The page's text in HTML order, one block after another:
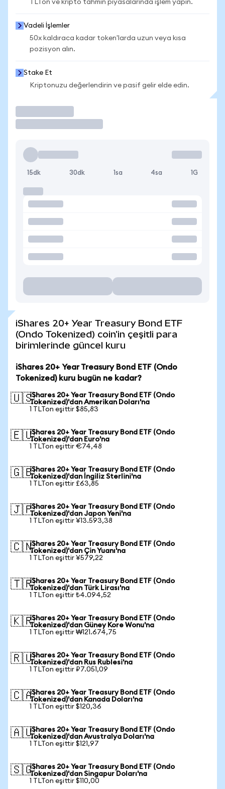
TLTon ve kripto tahmin piyasalarında işlem yapın.
Vadeli İşlemler
50x kaldıraca kadar token'larda uzun veya kısa
pozisyon alın.
Stake Et
Kriptonuzu değerlendirin ve pasif gelir elde edin.
15dk 30dk 1sa 4sa 1G
iShares 20+ Year Treasury Bond ETF
(Ondo Tokenized) coin'in çeşitli para
birimlerinde güncel kuru
iShares 20+ Year Treasury Bond ETF (Ondo
Tokenized) kuru bugün ne kadar?
🇺🇸iShares 20+ Year Treasury Bond ETF (Ondo
Tokenized)'dan Amerikan Doları'na
1 TLTon eşittir $85,83
🇪🇺iShares 20+ Year Treasury Bond ETF (Ondo
Tokenized)'dan Euro'na
1 TLTon eşittir €74,48
🇬🇧iShares 20+ Year Treasury Bond ETF (Ondo
Tokenized)'dan İngiliz Sterlini'na
1 TLTon eşittir £63,85
🇯🇵iShares 20+ Year Treasury Bond ETF (Ondo
Tokenized)'dan Japon Yeni'na
1 TLTon eşittir ¥13.593,38
🇨🇳iShares 20+ Year Treasury Bond ETF (Ondo
Tokenized)'dan Çin Yuanı'na
1 TLTon eşittir ¥579,22
🇹🇷iShares 20+ Year Treasury Bond ETF (Ondo
Tokenized)'dan Türk Lirası'na
1 TLTon eşittir ₺4.094,52
🇰🇷iShares 20+ Year Treasury Bond ETF (Ondo
Tokenized)'dan Güney Kore Wonu'na
1 TLTon eşittir ₩121.674,75
🇷🇺iShares 20+ Year Treasury Bond ETF (Ondo
Tokenized)'dan Rus Rublesi'na
1 TLTon eşittir ₽7.051,09
🇨🇦iShares 20+ Year Treasury Bond ETF (Ondo
Tokenized)'dan Kanada Doları'na
1 TLTon eşittir $120,36
🇦🇺iShares 20+ Year Treasury Bond ETF (Ondo
Tokenized)'dan Avustralya Doları'na
1 TLTon eşittir $121,97
🇸🇬iShares 20+ Year Treasury Bond ETF (Ondo
Tokenized)'dan Singapur Doları'na
1 TLTon eşittir $110,00